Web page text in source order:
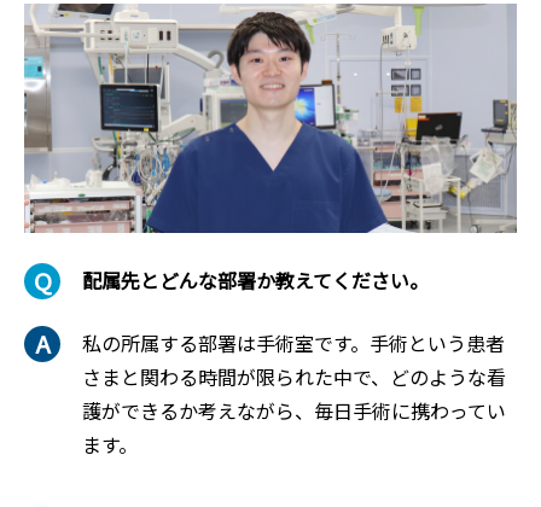
配属先とどんな部署か教えてください。
私の所属する部署は手術室です。手術という患者
さまと関わる時間が限られた中で、どのような看
護ができるか考えながら、毎日手術に携わってい
ます。